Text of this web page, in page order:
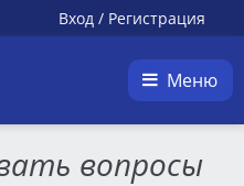
Вход / Регистрация
Меню
вопросы